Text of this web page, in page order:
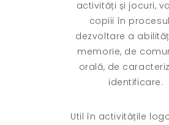
activități și jocuri,
copiii în
dezvoltare a
memorie, de
orală, de
identificare.
Util în activitățile